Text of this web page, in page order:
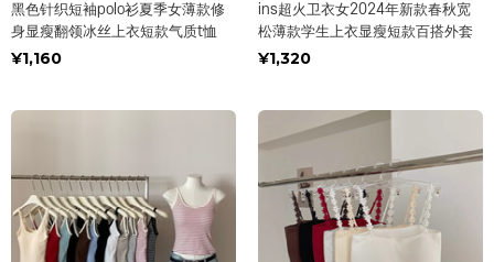
黑色针织短袖polo衫夏季女薄款修
身显瘦翻领冰丝上衣短款气质t恤
¥1,160
ins超火卫衣女2024年新款春秋宽
松薄款学生上衣显瘦短款百搭外套
¥1,320